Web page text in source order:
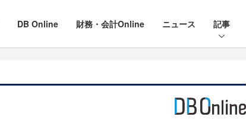
DB Online 財務・会計Online ニュース 記事